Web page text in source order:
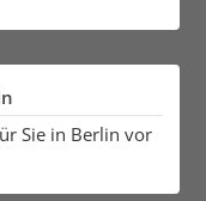
Sie in Berlin vor